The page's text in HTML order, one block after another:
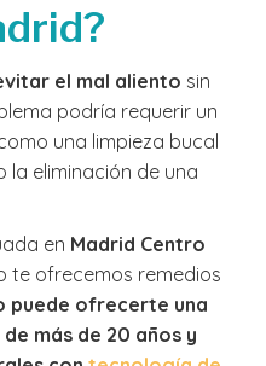
el mal aliento sin
podría requerir un
una limpieza bucal
la eliminación de una
en Madrid Centro
te ofrecemos remedios
puede ofrecerte una
más de 20 años y